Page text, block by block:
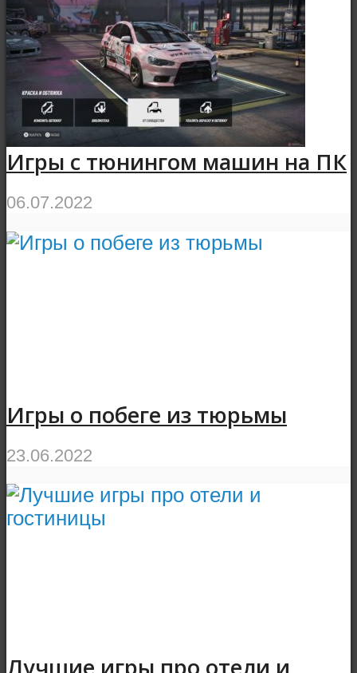
Игры с тюнингом машин на ПК
06.07.2022
Игры о побеге из тюрьмы
23.06.2022